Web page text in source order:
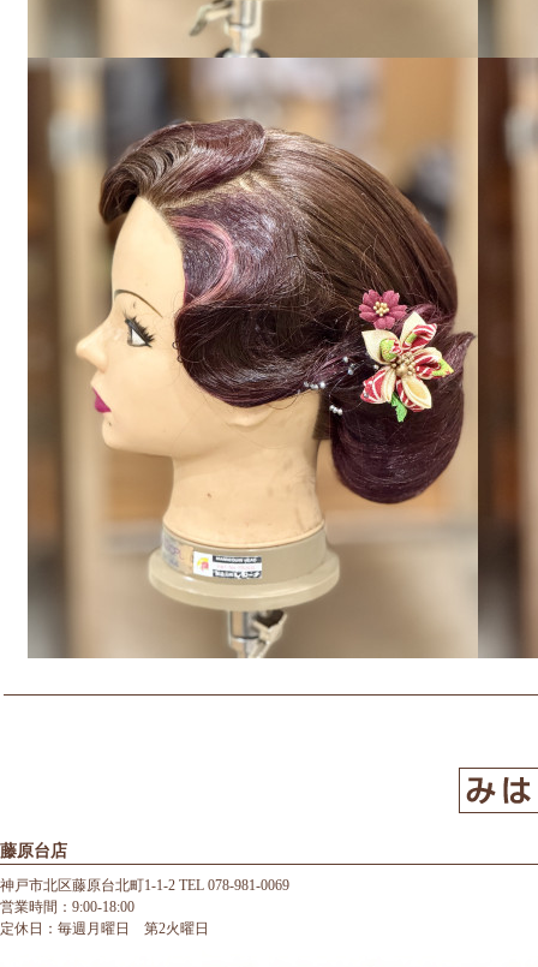
藤原台店
神戸市北区藤原台北町1-1-2 TEL 078-981-0069
営業時間：9:00-18:00
定休日：毎週月曜日 第2火曜日